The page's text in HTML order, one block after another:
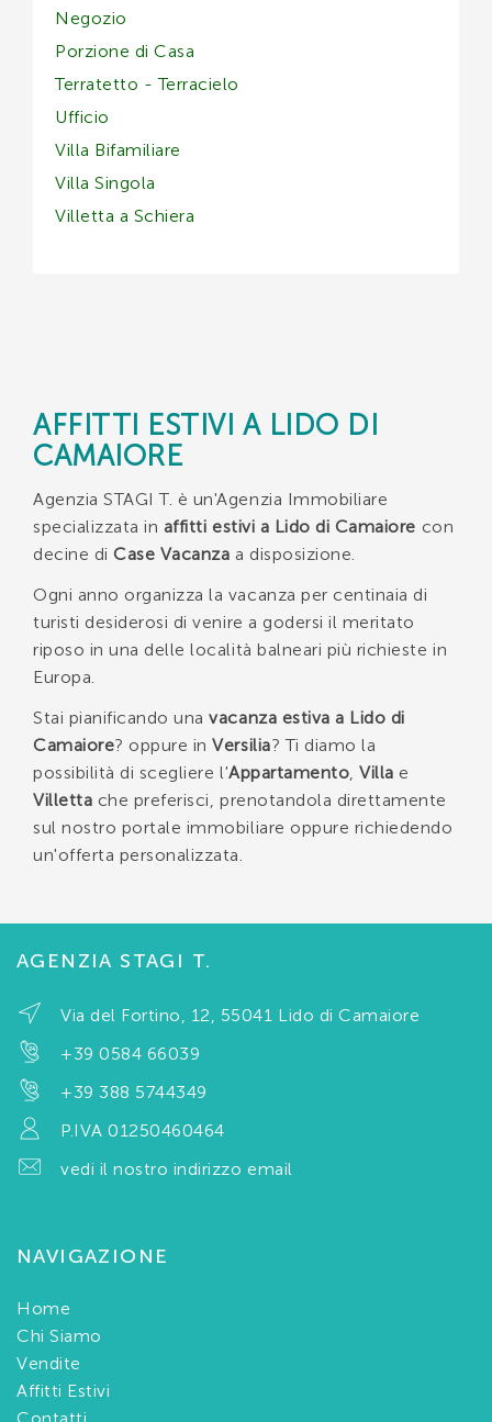
Negozio
Porzione di Casa
Terratetto - Terracielo
Ufficio
Villa Bifamiliare
Villa Singola
Villetta a Schiera
AFFITTI ESTIVI A LIDO DI
CAMAIORE
Agenzia STAGI T. è un'Agenzia Immobiliare
specializzata in affitti estivi a Lido di Camaiore con
decine di Case Vacanza a disposizione.
Ogni anno organizza la vacanza per centinaia di
turisti desiderosi di venire a godersi il meritato
riposo in una delle località balneari più richieste in
Europa.
Stai pianificando unavacanza estiva a Lido di
Camaiore? oppure inVersilia? Ti diamo la
possibilità di scegliere l'Appartamento,Villa e
Villetta che preferisci, prenotandola direttamente
sul nostro portale immobiliare oppure richiedendo
un'offerta personalizzata.
AGENZIA STAGI T.
Via del Fortino, 12, 55041 Lido di Camaiore
+39 0584 66039
+39 388 5744349
P.IVA 01250460464
vedi il nostro indirizzo email
NAVIGAZIONE
Home
Chi Siamo
Vendite
Affitti Estivi